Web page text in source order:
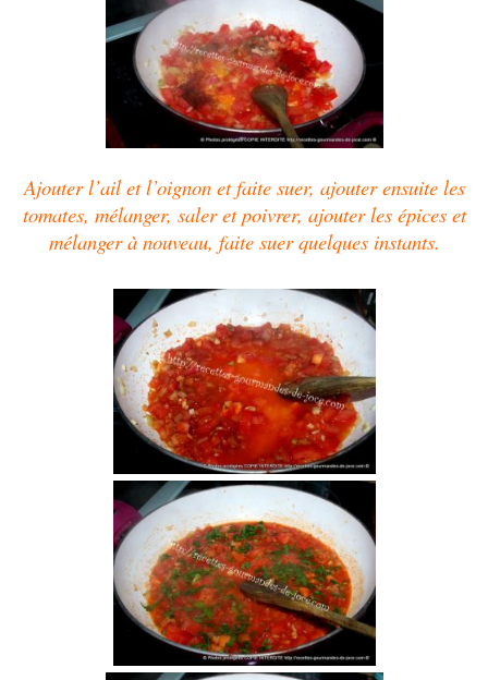
Ajouter l’ail et l’oignon et faite suer, ajouter ensuite les
tomates, mélanger, saler et poivrer, ajouter les épices et
mélanger à nouveau, faite suer quelques instants.